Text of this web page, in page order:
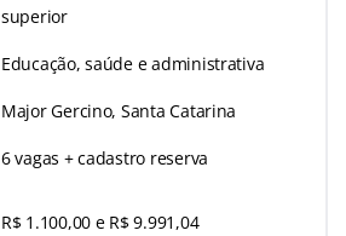
superior
Educação, saúde e administrativa
Major Gercino, Santa Catarina
6 vagas + cadastro reserva
R$ 1.100,00 e R$ 9.991,04